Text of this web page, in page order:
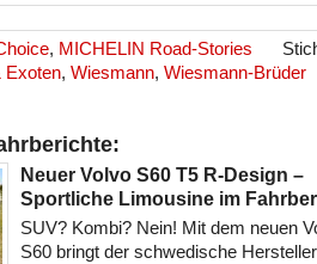
, MICHELIN Road-Stories
Exoten, Wiesmann, Wiesmann-Brüder
Neuer Volvo S60 T5 R-Design –
Sportliche Limousine im
SUV? Kombi? Nein! Mit dem neuen
S60 bringt der schwedische